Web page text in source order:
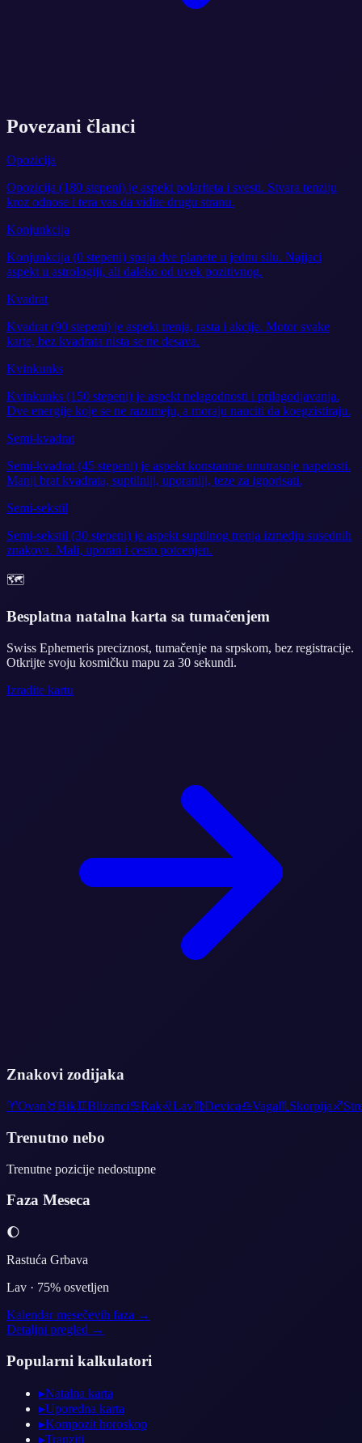
Povezani članci
Opozicija
Opozicija (180 stepeni) je aspekt polariteta i svesti. Stvara tenziju
kroz odnose i tera vas da vidite drugu stranu.
Konjunkcija
Konjunkcija (0 stepeni) spaja dve planete u jednu silu. Najjaci
aspekt u astrologiji, ali daleko od uvek pozitivnog.
Kvadrat
Kvadrat (90 stepeni) je aspekt trenja, rasta i akcije. Motor svake
karte, bez kvadrata nista se ne desava.
Kvinkunks
Kvinkunks (150 stepeni) je aspekt nelagodnosti i prilagodjavanja.
Dve energije koje se ne razumeju, a moraju nauciti da koegzistiraju.
Semi-kvadrat
Semi-kvadrat (45 stepeni) je aspekt konstantne unutrasnje napetosti.
Manji brat kvadrata, suptilniji, uporaniji, teze za ignorisati.
Semi-sekstil
Semi-sekstil (30 stepeni) je aspekt suptilnog trenja izmedju susednih
znakova. Mali, uporan i cesto potcenjen.
🗺️
Besplatna natalna karta sa tumačenjem
Swiss Ephemeris preciznost, tumačenje na srpskom, bez registracije.
Otkrijte svoju kosmičku mapu za 30 sekundi.
Izradite kartu
Znakovi zodijaka
♈Ovan♉Bik♊Blizanci♋Rak♌Lav♍Devica♎Vaga♏ Skorpija♐
Trenutno nebo
Trenutne pozicije nedostupne
Faza Meseca
🌔
Rastuća Grbava
Lav · 75% osvetljen
Kalendar mesečevih faza →
Detaljni pregled →
Popularni kalkulatori
▸Natalna karta
▸Uporedna karta
▸Kompozit horoskop
▸Tranziti